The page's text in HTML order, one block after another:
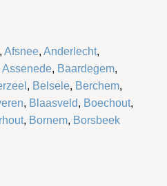
, Afsnee, Anderlecht,
Assenede, Baardegem,
, Belsele, Berchem,
, Blaasveld, Boechout,
, Bornem, Borsbeek